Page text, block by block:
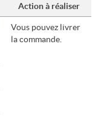
Action à réaliser
Vous pouvez livrer
la commande.